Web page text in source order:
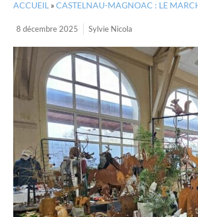
ACCUEIL »CASTELNAU-MAGNOAC : LE
8 décembre 2025 Sylvie Nicola